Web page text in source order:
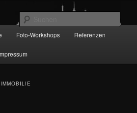
Foto-Workshops Referenzen
IMMOBILIE